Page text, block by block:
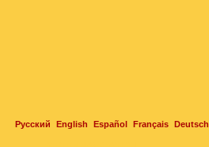
Русский English Español Français Deutsch